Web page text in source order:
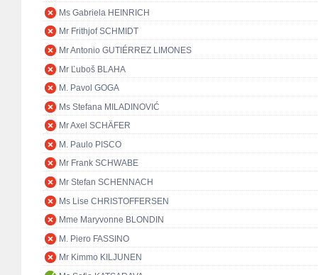
Ms Gabriela HEINRICH
Mr Frithjof SCHMIDT
Mr Antonio GUTIÉRREZ LIMONES
Mr Ľuboš BLAHA
M. Pavol GOGA
Ms Stefana MILADINOVIĆ
Mr Axel SCHÄFER
M. Paulo PISCO
Mr Frank SCHWABE
Mr Stefan SCHENNACH
Ms Lise CHRISTOFFERSEN
Mme Maryvonne BLONDIN
M. Piero FASSINO
Mr Kimmo KILJUNEN